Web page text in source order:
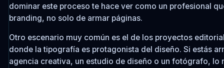
dominar este proceso te hace ver como un profesional
branding, no solo de armar páginas.
Otro escenario muy común es el de los proyectos
donde la tipografía es protagonista del diseño. Si estás
agencia creativa, un estudio de diseño o un fotógrafo, lo